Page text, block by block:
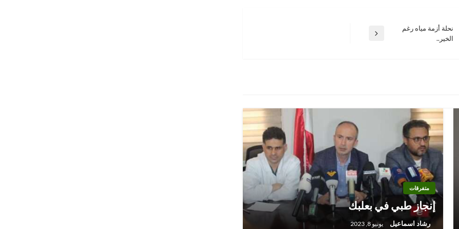
المقالة
نحلة أزمة مياه رغم
الخير..
متفرقات
إنجاز طبي في بعلبك
رشاد اسماعيل يونيو 8, 2023